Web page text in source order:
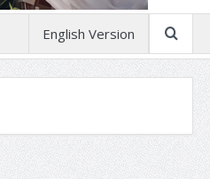
English Version